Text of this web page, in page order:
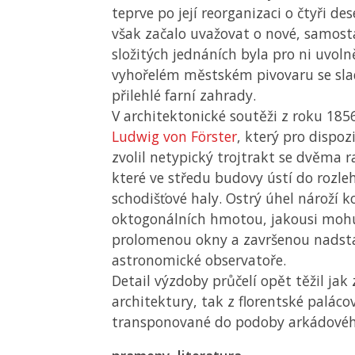
teprve po její reorganizaci o čtyři
však začalo uvažovat o nové,
složitých jednáních byla pro ni
vyhořelém městském pivovaru se
přilehlé farní zahrady.
V architektonické soutěži z roku
Ludwig von Förster, který pro
zvolil netypický trojtrakt se dvěma
které ve středu budovy ústí do
schodišťové haly. Ostrý úhel nároží
oktogonálních hmotou, jakousi
prolomenou okny a završenou
astronomické observatoře.
Detail výzdoby průčelí opět těžil jak
architektury, tak z florentské
transponované do podoby